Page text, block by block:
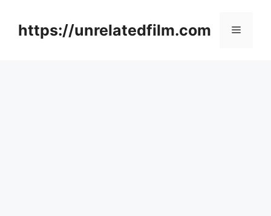
contenthttps://unrelatedfilm.com Menu